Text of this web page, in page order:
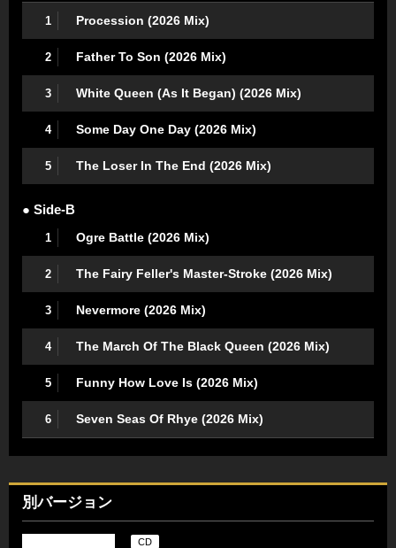
1 Procession (2026 Mix)
2 Father To Son (2026 Mix)
3 White Queen (As It Began) (2026 Mix)
4 Some Day One Day (2026 Mix)
5 The Loser In The End (2026 Mix)
● Side-B
1 Ogre Battle (2026 Mix)
2 The Fairy Feller's Master-Stroke (2026 Mix)
3 Nevermore (2026 Mix)
4 The March Of The Black Queen (2026 Mix)
5 Funny How Love Is (2026 Mix)
6 Seven Seas Of Rhye (2026 Mix)
別バージョン
CD